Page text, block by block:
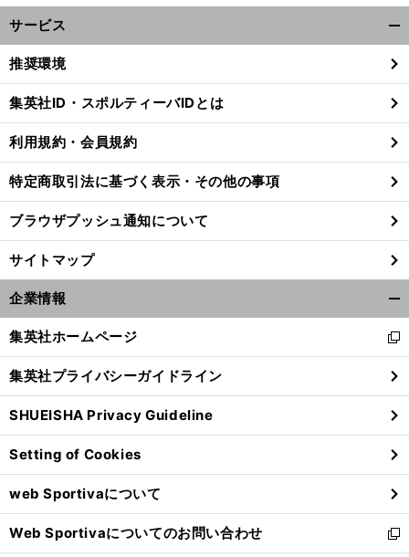
前
サービス
閉
る
推奨環境
集英社ID・スポルティーバIDとは
利用規約・会員規約
特定商取引法に基づく表示・その他の事項
ブラウザプッシュ通知について
サイトマップ
企業情報
閉
る
集英社ホームページ
新
し
い
ウ
ィ
ン
ド
ウ
で
開
く
集英社プライバシーガイドライン
SHUEISHA Privacy Guideline
Setting of Cookies
web Sportivaについて
Web Sportivaについてのお問い合わせ
新